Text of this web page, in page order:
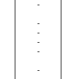
-
-
-
-
-
-